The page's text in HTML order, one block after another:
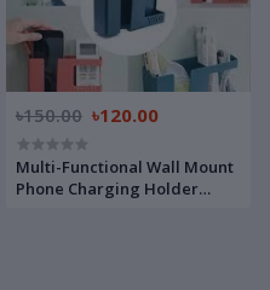
৳150.00 ৳120.00
Multi-Functional Wall Mount
Phone Charging Holder